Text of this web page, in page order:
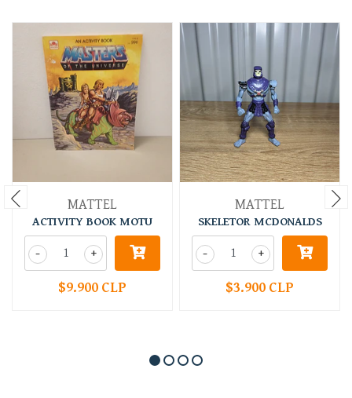
MATTEL
ACTIVITY BOOK MOTU
+
-
$9.900 CLP
MATTEL
SKELETOR MCDONALDS
+
-
$3.900 CLP